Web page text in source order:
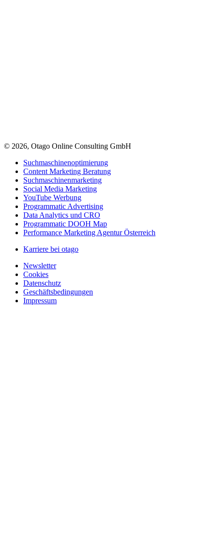
© 2026, Otago Online Consulting GmbH
Suchmaschinenoptimierung
Content Marketing Beratung
Suchmaschinenmarketing
Social Media Marketing
YouTube Werbung
Programmatic Advertising
Data Analytics und CRO
Programmatic DOOH Map
Performance Marketing Agentur Österreich
Karriere bei otago
Newsletter
Cookies
Datenschutz
Geschäftsbedingungen
Impressum